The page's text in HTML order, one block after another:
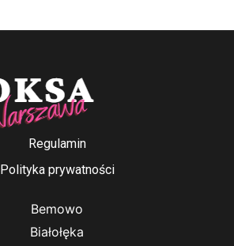
Regulamin
Polityka prywatności
Bemowo
Białołęka